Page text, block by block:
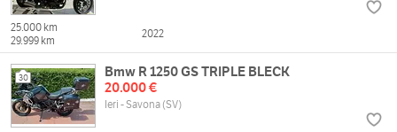
25.000 km
29.999 km
2022
30
Bmw R 1250 GS TRIPLE BLECK
20.000 €
Ieri - Savona (SV)